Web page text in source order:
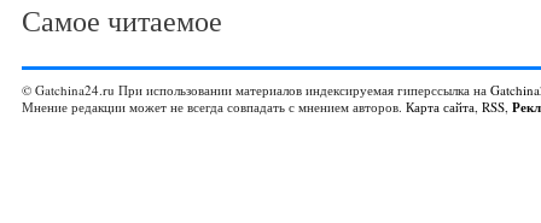
Самое читаемое
© Gatchina24.ru При использовании материалов индексируемая гиперссылка на
Мнение редакции может не всегда совпадать с мнением авторов. Карта сайта, RSS,